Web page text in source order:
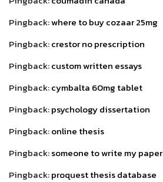
Pingback:where to buy cozaar 25mg
Pingback:crestor no prescription
Pingback:custom written essays
Pingback:cymbalta 60mg tablet
Pingback:psychology dissertation
Pingback:online thesis
Pingback:someone to write my paper
Pingback:proquest thesis database